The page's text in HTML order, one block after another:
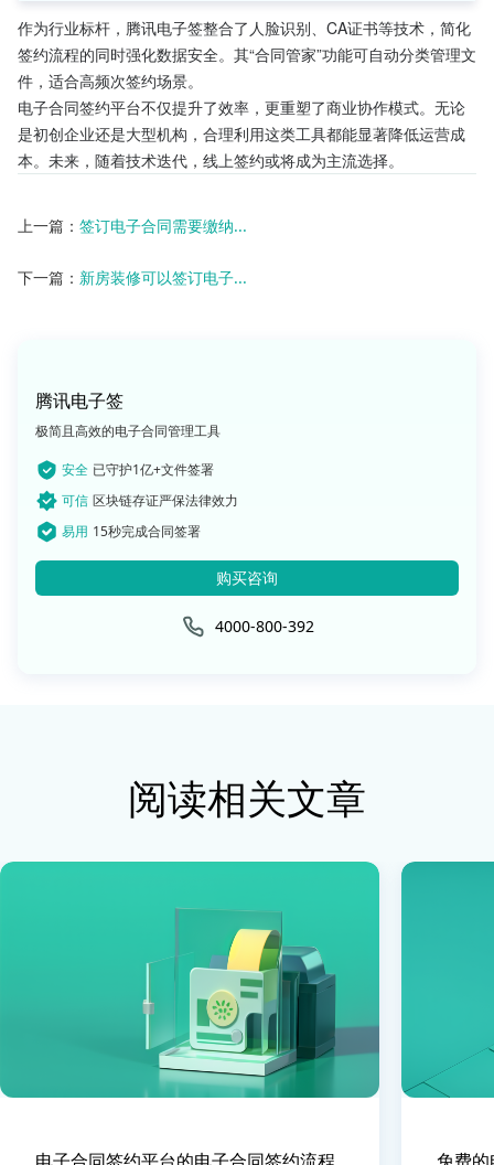
作为行业标杆，腾讯电子签整合了人脸识别、CA证书等技术，简化
签约流程的同时强化数据安全。其“合同管家”功能可自动分类管理文
件，适合高频次签约场景。
电子合同签约平台不仅提升了效率，更重塑了商业协作模式。无论
是初创企业还是大型机构，合理利用这类工具都能显著降低运营成
本。未来，随着技术迭代，线上签约或将成为主流选择。
上一篇： 签订电子合同需要缴纳...
下一篇： 新房装修可以签订电子...
腾讯电子签
极简且高效的电子合同管理工具
安全 已守护1亿+文件签署
可信 区块链存证严保法律效力
易用 15秒完成合同签署
购买咨询
4000-800-392
阅读相关文章